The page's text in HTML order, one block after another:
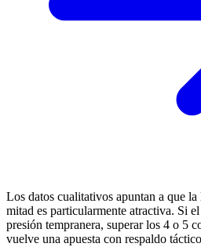
Los datos cualitativos apuntan a que
mitad es particularmente atractiva. Si
presión tempranera, superar los 4 o 5
vuelve una apuesta con respaldo